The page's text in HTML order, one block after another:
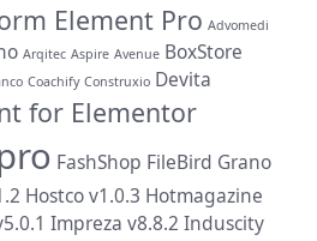
Element Pro Advomedi
Arqitec Aspire Avenue BoxStore
Coachify Construxio Devita
for Elementor
FashShop FileBird Grano
Hostco v1.0.3 Hotmagazine
Impreza v8.8.2 Induscity